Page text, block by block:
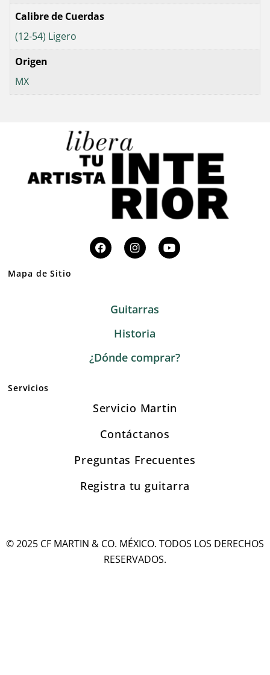
Calibre de Cuerdas
(12-54) Ligero
Origen
MX
Mapa de Sitio
Guitarras
Historia
¿Dónde comprar?
Servicios
Servicio Martin
Contáctanos
Preguntas Frecuentes
Registra tu guitarra
© 2025 CF MARTIN & CO. MÉXICO. TODOS LOS DERECHOS
RESERVADOS.